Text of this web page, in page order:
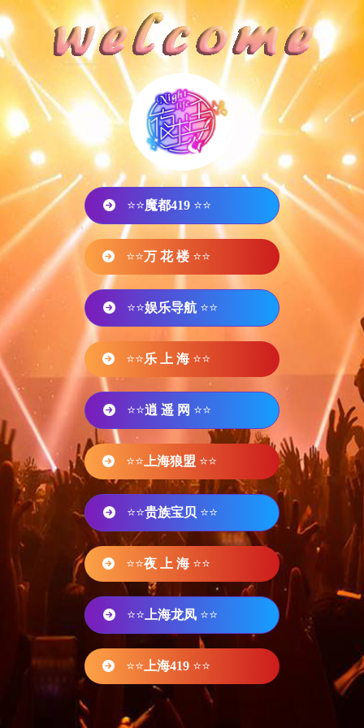
⭐⭐魔都419 ⭐⭐
⭐⭐万 花 楼 ⭐⭐
⭐⭐娱乐导航 ⭐⭐
⭐⭐乐 上 海 ⭐⭐
⭐⭐逍 遥 网 ⭐⭐
⭐⭐ 上海狼盟 ⭐⭐
⭐⭐贵族宝贝 ⭐⭐
⭐⭐夜 上 海 ⭐⭐
⭐⭐ 上海龙凤 ⭐⭐
⭐⭐ 上海419 ⭐⭐